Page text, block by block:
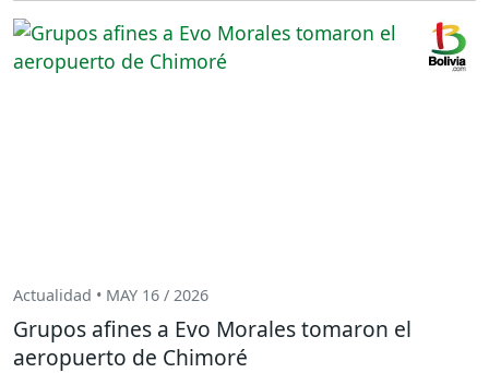
Actualidad • MAY 16 / 2026
Grupos afines a Evo Morales tomaron el
aeropuerto de Chimoré